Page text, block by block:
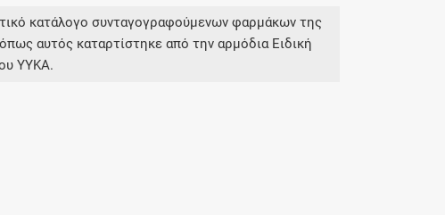
κατάλογο συνταγογραφούμενων φαρμάκων της
αυτός καταρτίστηκε από την αρμόδια Ειδική
ΥΥΚΑ.